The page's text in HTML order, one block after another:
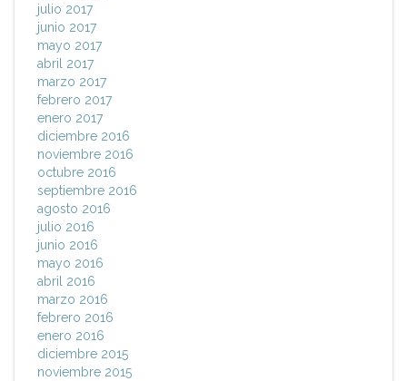
julio 2017
junio 2017
mayo 2017
abril 2017
marzo 2017
febrero 2017
enero 2017
diciembre 2016
noviembre 2016
octubre 2016
septiembre 2016
agosto 2016
julio 2016
junio 2016
mayo 2016
abril 2016
marzo 2016
febrero 2016
enero 2016
diciembre 2015
noviembre 2015